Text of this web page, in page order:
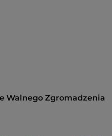
Walnego Zgromadzenia